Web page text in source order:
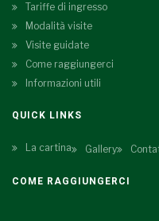
Tariffe di ingresso
Modalità visite
Visite guidate
Come raggiungerci
Informazioni utili
QUICK LINKS
La cartina Gallery
COME RAGGIUNGERCI